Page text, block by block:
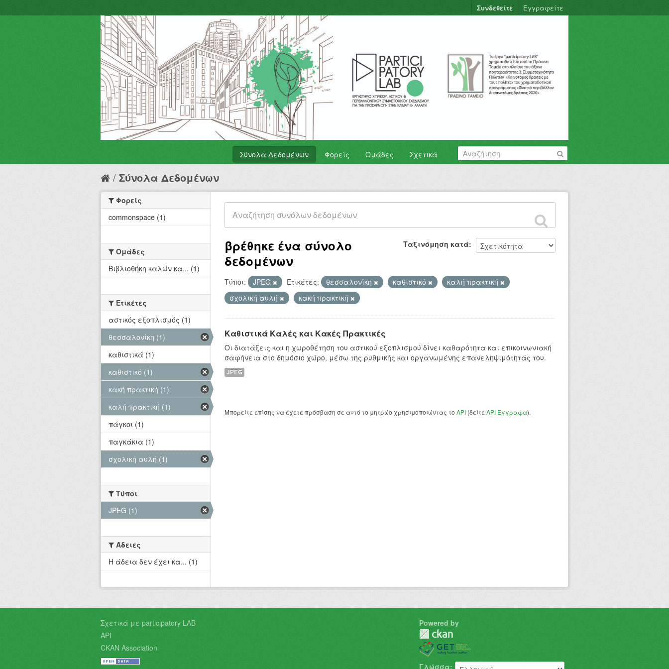
Συνδεθείτε Εγγραφείτε
Σύνολα Δεδομένων Φορείς Ομάδες Σχετικά
Σύνολα Δεδομένων
Ταξινόμηση κατά
βρέθηκε ένα σύνολο
δεδομένων
Τύποι: JPEG Ετικέτες: θεσσαλονίκη καθιστικό
καλή πρακτική
σχολική αυλή
κακή πρακτική
Καθιστικά Καλές και Κακές Πρακτικές
Οι διατάξεις και η χωροθέτηση του αστικού εξοπλισμού δίνει καθαρότητα και επικοινωνιακή
σαφήνεια στο δημόσιο χώρο, μέσω της ρυθμικής και οργανωμένης επανεληψιμότητάς του.
JPEG
Μπορείτε επίσης να έχετε πρόσβαση σε αυτό το μητρώο χρησιμοποιώντας το API (δείτε API Έγγραφα).
Φορείς
commonspace (1)
Ομάδες
Βιβλιοθήκη καλών κα... (1)
Ετικέτες
αστικός εξοπλισμός (1)
θεσσαλονίκη (1)
καθιστικά (1)
καθιστικό (1)
κακή πρακτική (1)
καλή πρακτική (1)
πάγκοι (1)
παγκάκια (1)
σχολική αυλή (1)
Τύποι
JPEG (1)
Άδειες
Η άδεια δεν έχει κα... (1)
Σχετικά με participatory LAB
API
CKAN Association
Powered by
Γλώσσα